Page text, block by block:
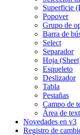
Superficie
Popover
Grupo de
Barra de
Select
Separador
Hoja
Esqueleto
Deslizador
Tabla
Pestañas
Campo de
Área de
Novedades en v3
Registro de